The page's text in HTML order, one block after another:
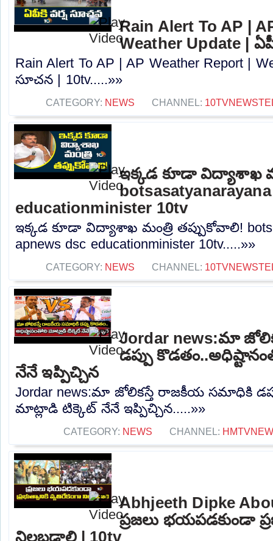
Rain Alert To AP |
Weather Update |
Rain Alert To AP | AP Weather Report |
సూచన | 10tv.....»»
CATEGORY: NEWS CHANNEL:
ఇక్కడ కూడా విద్యాశాఖ
educationminister 10tv
ఇక్కడ కూడా విద్యాశాఖ మంత్రి తప్పుకోవాలి!
apnews dsc educationminister 10tv.....»»
CATEGORY: NEWS CHANNEL:
Jordar news:మా
డప్పు
నేనే ఇప్పిచ్చిన
Jordar news:మా జోలికస్తే రాజకీయ సమాధికి
మాట్లాడి టిక్కెట్ నేనే ఇప్పిచ్చిన.....»»
CATEGORY: NEWS CHANNEL:
Abhjeeth Dipke
ప్రజలు భయపడకుండా
నిలబడాలి | 10tv